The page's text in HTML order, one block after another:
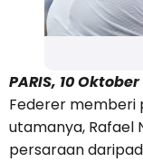
PARIS, 10 Oktober
Federer memberi
utamanya, Rafael
persaraan